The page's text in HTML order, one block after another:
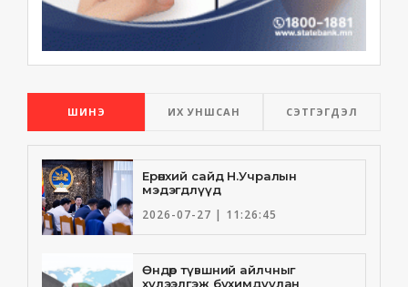
ШИНЭ ИХ УНШСАН СЭТГЭГДЭЛ
Ерөнхий сайд Н.Учралын
мэдэгдлүүд
2026-07-27 | 11:26:45
Өндөр түвшний айлчныг
хүлээлгэж бухимдуулан